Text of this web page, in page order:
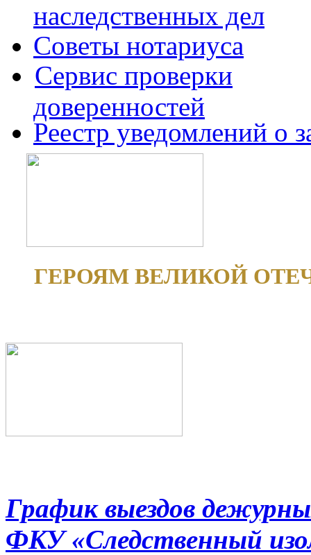
наследственных дел
Советы нотариуса
Сервис проверки
доверенностей
Реестр уведомлений о
ГЕРОЯМ ВЕЛИКОЙ
График выездов
ФКУ «Следственный